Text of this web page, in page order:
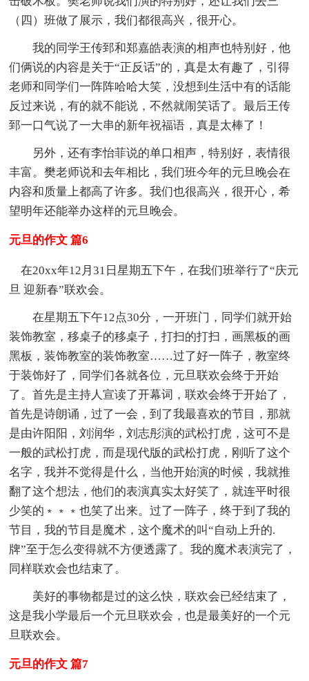
（四）班做了展示，我们都很高兴，很开心。
我的同学王传郅和郑嘉皓表演的相声也特别好，他
们俩说的内容是关于“正反话”的，真是太有趣了，引得
老师和同学们一阵阵哈哈大笑，没想到生活中有的话能
反过来说，有的就不能说，不然就闹笑话了。最后王传
郅一口气说了一大串的新年祝福语，真是太棒了！
另外，还有李怡菲说的单口相声，特别好，表情很
丰富。樊老师说和去年相比，我们班今年的元旦晚会在
内容和质量上都高了许多。我们也很高兴，很开心，希
望明年还能举办这样的元旦晚会。
元旦的作文 篇6
在20xx年12月31日星期五下午，在我们班举行了“庆元
旦 迎新春”联欢会。
在星期五下午12点30分，一开班门，同学们就开始
装饰教室，移桌子的移桌子，打扫的打扫，画黑板的画
黑板，装饰教室的装饰教室……过了好一阵子，教室终
于装饰好了，同学们各就各位，元旦联欢会终于开始
了。首先是主持人宣读了开幕词，联欢会终于开始了，
首先是诗朗诵，过了一会，到了我最喜欢的节目，那就
是由许阳阳，刘润华，刘志彤演的武松打虎，这可不是
一般的武松打虎，而是现代版的武松打虎，刚听了这个
名字，我并不觉得是什么，当他开始演的时候，我就推
翻了这个想法，他们的表演真实太好笑了，就连平时很
少笑的﹡﹡﹡也笑了出来。过了一阵子，终于到了我的
节目，我的节目是魔术，这个魔术的叫“自动上升的.
牌”至于怎么变得就不方便透露了。我的魔术表演完了，
同样联欢会也结束了。
美好的事物都是过的这么快，联欢会已经结束了，
这是我小学最后一个元旦联欢会，也是最美好的一个元
旦联欢会。
元旦的作文 篇7